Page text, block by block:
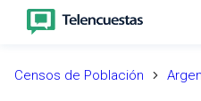
Censos de Población